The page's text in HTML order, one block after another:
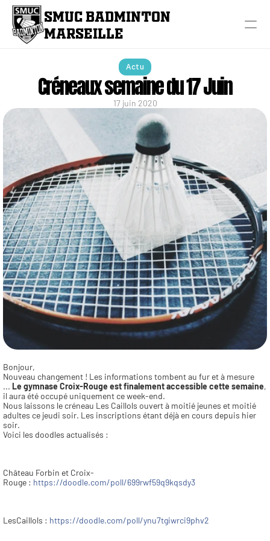
SMUC BADMINTON
MARSEILLE
Actu
Créneaux semaine du 17 Juin
17 juin 2020
Bonjour,
Nouveau changement ! Les informations tombent au fur et à mesure
... Le gymnase Croix-Rouge est finalement accessible cette semaine,
il aura été occupé uniquement ce week-end.
Nous laissons le créneau Les Caillols ouvert à moitié jeunes et moitié
adultes ce jeudi soir. Les inscriptions étant déjà en cours depuis hier
soir.
Voici les doodles actualisés :
Château Forbin et Croix-
Rouge : https://doodle.com/poll/699rwf59q9kqsdy3
LesCaillols : https://doodle.com/poll/ynu7tgiwrci9phv2